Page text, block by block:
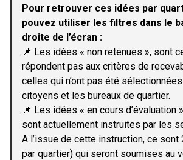
Pour retrouver ces idées par
pouvez utiliser les filtres dans le
droite de l’écran :
📌 Les idées « non retenues », sont
répondent pas aux critères de
celles qui n’ont pas été
citoyens et les bureaux de quartier.
📌 Les idées « en cours d’évaluation
sont actuellement instruites par les
A l’issue de cette instruction, ce
par quartier) qui seront soumises au